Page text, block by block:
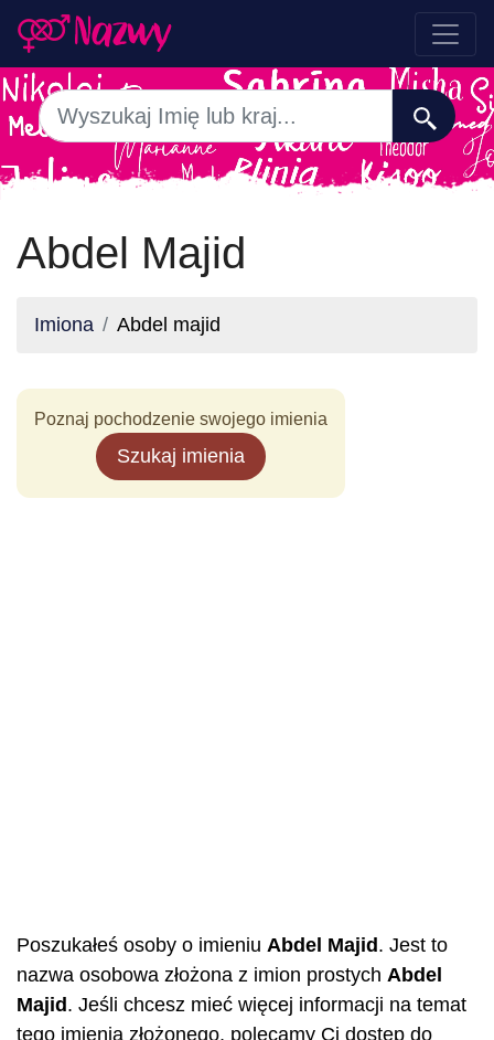
Abdel Majid
Imiona Abdel majid
Poznaj pochodzenie swojego imienia
Szukaj imienia
Poszukałeś osoby o imieniu Abdel Majid . Jest to
nazwa osobowa złożona z imion prostych Abdel
Majid . Jeśli chcesz mieć więcej informacji na temat
tego imienia złożonego, polecamy Ci dostęp do